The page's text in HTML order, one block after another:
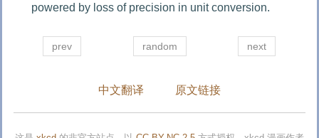
powered by loss of precision in unit conversion.
prev next
random
中文翻译 原文链接